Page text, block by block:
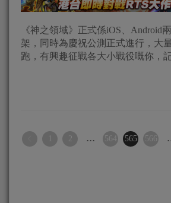
《神之領域》正式係iOS、Android
架，同時為慶祝公測正式進行，大
跑，有興趣征戰各大小戰役嘅你，
2 ... 564 565 566